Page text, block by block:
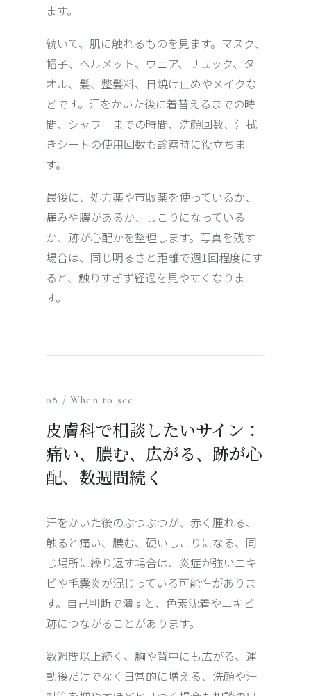
ます。
続いて、肌に触れるものを見ます。マスク、
帽子、ヘルメット、ウェア、リュック、タ
オル、髪、整髪料、日焼け止めやメイクな
どです。汗をかいた後に着替えるまでの時
間、シャワーまでの時間、洗顔回数、汗拭
きシートの使用回数も診察時に役立ちま
す。
最後に、処方薬や市販薬を使っているか、
痛みや膿があるか、しこりになっている
か、跡が心配かを整理します。写真を残す
場合は、同じ明るさと距離で週1回程度にす
ると、触りすぎず経過を見やすくなりま
す。
08 / When to see
皮膚科で相談したいサイン：
痛い、膿む、広がる、跡が心
配、数週間続く
汗をかいた後のぶつぶつが、赤く腫れる、
触ると痛い、膿む、硬いしこりになる、同
じ場所に繰り返す場合は、炎症が強いニキ
ビや毛嚢炎が混じっている可能性がありま
す。自己判断で潰すと、色素沈着やニキビ
跡につながることがあります。
数週間以上続く、胸や背中にも広がる、運
動後だけでなく日常的に増える、洗顔や汗